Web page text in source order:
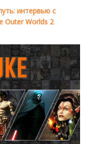
интервью с
Outer Worlds 2